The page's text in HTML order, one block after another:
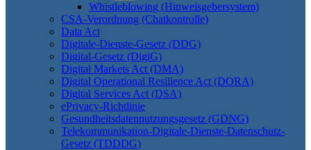
Whistleblowing (Hinweisgebersystem)
CSA-Verordnung (Chatkontrolle)
Data Act
Digitale-Dienste-Gesetz (DDG)
Digital-Gesetz (DigiG)
Digital Markets Act (DMA)
Digital Operational Resilience Act (DORA)
Digital Services Act (DSA)
ePrivacy-Richtlinie
Gesundheitsdatennutzungsgesetz (GDNG)
Telekommunikation-Digitale-Dienste-Datenschutz-
Gesetz (TDDDG)